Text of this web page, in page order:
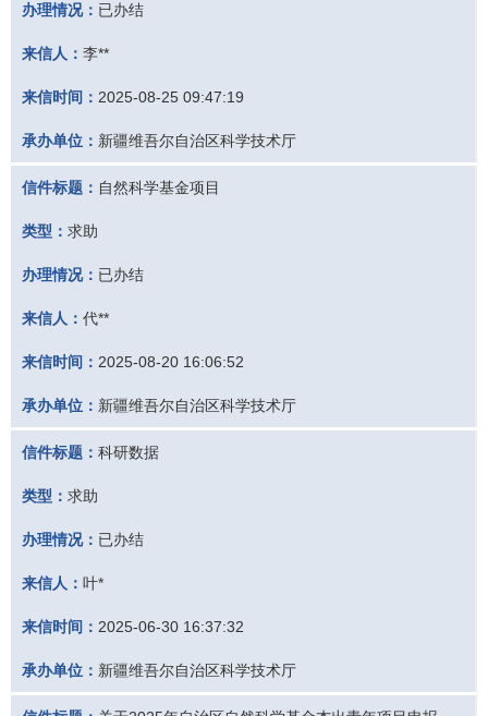
办理情况： 已办结
来信人： 李**
来信时间： 2025-08-25 09:47:19
承办单位： 新疆维吾尔自治区科学技术厅
信件标题： 自然科学基金项目
类型： 求助
办理情况： 已办结
来信人： 代**
来信时间： 2025-08-20 16:06:52
承办单位： 新疆维吾尔自治区科学技术厅
信件标题： 科研数据
类型： 求助
办理情况： 已办结
来信人： 叶*
来信时间： 2025-06-30 16:37:32
承办单位： 新疆维吾尔自治区科学技术厅